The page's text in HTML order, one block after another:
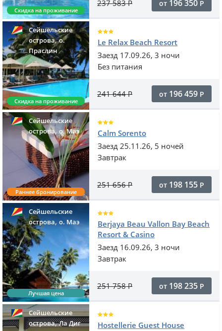
Скидка на проживание
237 583Р от 196 350 Р
Сейшельские
острова,о.
Праслин
Скидка на проживание
Le Relax Beach Resort
Заезд 17.09.26, 3 ночи
Без питания
241 644Р от 196 459 Р
Сейшельские
острова,o. Маэ
Раннее бронирование
Calm Sorento
Заезд 25.11.26, 5 ночей
Завтрак
251 656Р от 198 155 Р
Сейшельские
острова,o. Маэ
Лучшая цена
Berjaya Beau Vallon Bay Beach
Resort & Casino
Заезд 16.09.26, 3 ночи
Завтрак
251 758Р от 198 235 Р
Сейшельские
острова,Ла Диг
Hostellerie Guest House